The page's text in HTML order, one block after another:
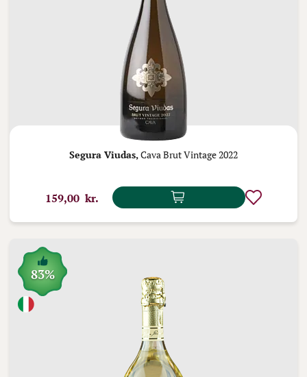
Segura Viudas,Cava Brut Vintage 2022
159,00 kr.
83%